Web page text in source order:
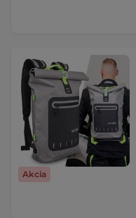
Akcia